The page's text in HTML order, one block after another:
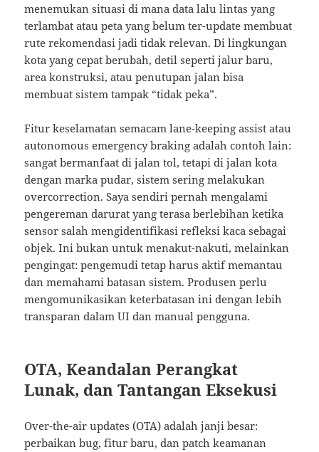
menemukan situasi di mana data lalu lintas yang
terlambat atau peta yang belum ter-update membuat
rute rekomendasi jadi tidak relevan. Di lingkungan
kota yang cepat berubah, detil seperti jalur baru,
area konstruksi, atau penutupan jalan bisa
membuat sistem tampak “tidak peka”.
Fitur keselamatan semacam lane-keeping assist atau
autonomous emergency braking adalah contoh lain:
sangat bermanfaat di jalan tol, tetapi di jalan kota
dengan marka pudar, sistem sering melakukan
overcorrection. Saya sendiri pernah mengalami
pengereman darurat yang terasa berlebihan ketika
sensor salah mengidentifikasi refleksi kaca sebagai
objek. Ini bukan untuk menakut-nakuti, melainkan
pengingat: pengemudi tetap harus aktif memantau
dan memahami batasan sistem. Produsen perlu
mengomunikasikan keterbatasan ini dengan lebih
transparan dalam UI dan manual pengguna.
OTA, Keandalan Perangkat
Lunak, dan Tantangan Eksekusi
Over-the-air updates (OTA) adalah janji besar:
perbaikan bug, fitur baru, dan patch keamanan